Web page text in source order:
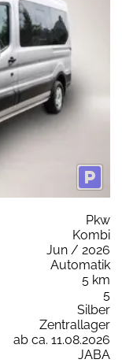
Pkw
Kombi
Jun / 2026
Automatik
5 km
5
Silber
Zentrallager
ab ca. 11.08.2026
JABA